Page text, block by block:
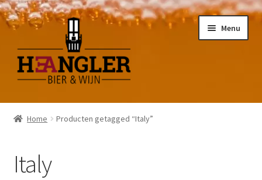
Ga
naar
navigatie
Ga
de
inhoud
Menu
Home Producten getagged “Italy”
Italy